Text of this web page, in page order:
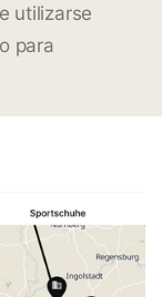
utilizarse
para